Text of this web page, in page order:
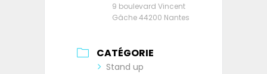
9 boulevard Vincent
Gâche 44200 Nantes
CATÉGORIE
Stand up